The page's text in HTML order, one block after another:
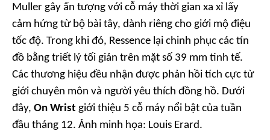
Muller gây ấn tượng với cỗ máy thời gian xa xỉ lấy
cảm hứng từ bộ bài tây, dành riêng cho giới mộ điệu
tốc độ. Trong khi đó, Ressence lại chinh phục các tín
đồ bằng triết lý tối giản trên mặt số 39 mm tinh tế.
Các thương hiệu đều nhận được phản hồi tích cực từ
giới chuyên môn và người yêu thích đồng hồ. Dưới
đây, On Wrist giới thiệu 5 cỗ máy nổi bật của tuần
đầu tháng 12. Ảnh minh họa: Louis Erard.